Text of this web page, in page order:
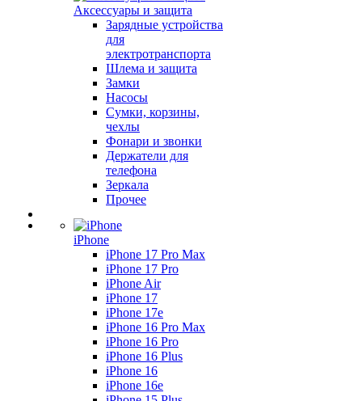
Аксессуары и защита
Зарядные устройства
для
электротранспорта
Шлема и защита
Замки
Насосы
Сумки, корзины,
чехлы
Фонари и звонки
Держатели для
телефона
Зеркала
Прочее
iPhone
iPhone 17 Pro Max
iPhone 17 Pro
iPhone Air
iPhone 17
iPhone 17e
iPhone 16 Pro Max
iPhone 16 Pro
iPhone 16 Plus
iPhone 16
iPhone 16e